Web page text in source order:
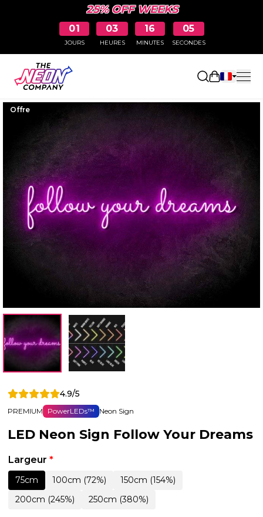
25% OFF WEEKS
01
JOURS
03
HEURES
16
MINUTES
04
SECONDES
Ouvrir le
Offre
4.9/5
PREMIUM PowerLEDs™ Neon Sign
LED Neon Sign Follow Your Dreams
Largeur *
75cm 100cm (72%)
150cm (154%)
200cm (245%)
250cm (380%)